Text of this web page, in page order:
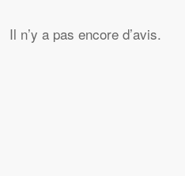
Il n’y a pas encore d’avis.